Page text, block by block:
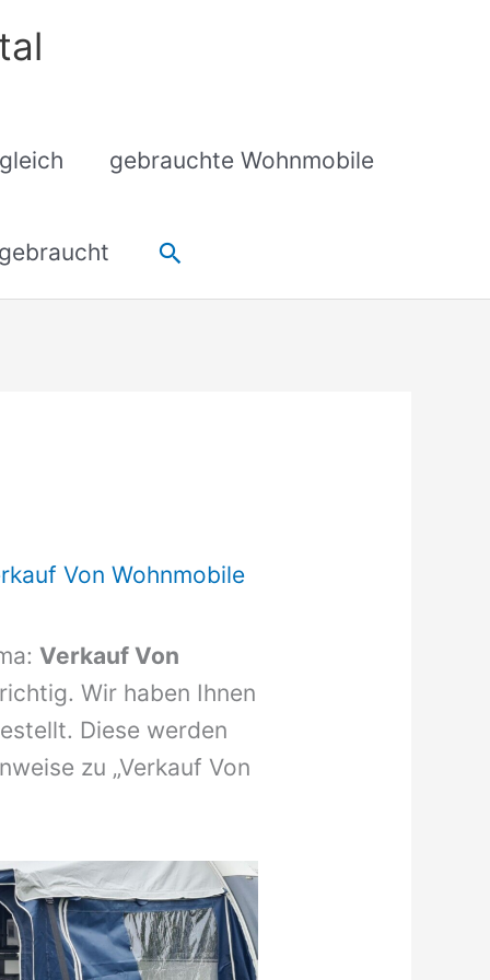
gebrauchte Wohnmobile
Suchen
Von Wohnmobile
Verkauf Von
Wir haben Ihnen
Diese werden
zu „Verkauf Von